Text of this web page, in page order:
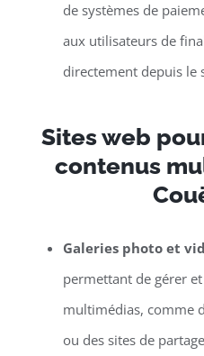
de systèmes de
aux utilisateurs de
directement depuis le
Sites web
contenus
Galeries photo et
permettant de gérer
multimédias, comme
ou des sites de